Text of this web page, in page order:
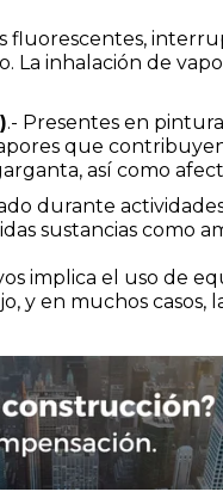
fluorescentes,
La inhalación de
.- Presentes en
que
así como
durante
sustancias como
implica el uso de
y en muchos casos,